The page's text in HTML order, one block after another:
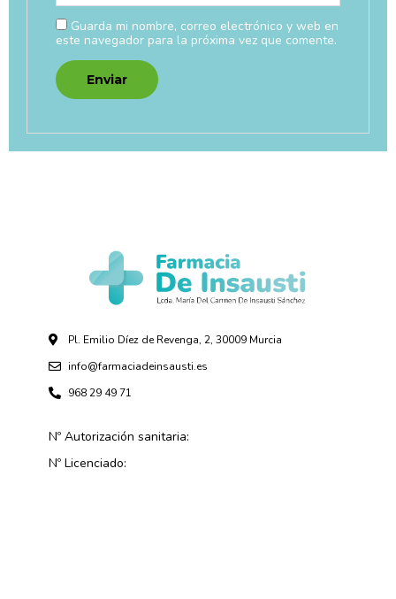
Guarda mi nombre, correo electrónico y web en
este navegador para la próxima vez que comente.
Pl. Emilio Díez de Revenga, 2, 30009 Murcia
info@farmaciadeinsausti.es
968 29 49 71
Nº Autorización sanitaria:
Nº Licenciado: